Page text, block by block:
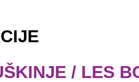
/ LES